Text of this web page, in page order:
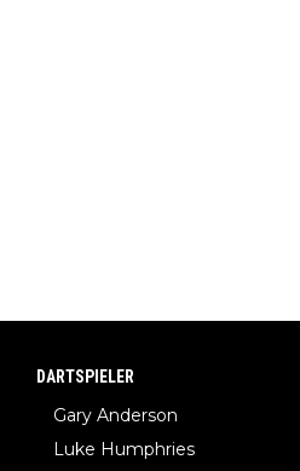
DARTSPIELER
Gary Anderson
Luke Humphries